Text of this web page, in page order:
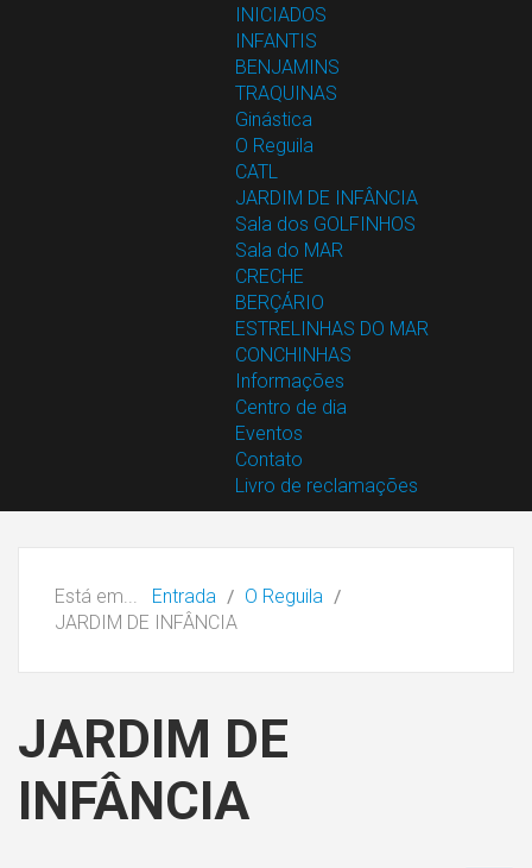
INICIADOS
INFANTIS
BENJAMINS
TRAQUINAS
Ginástica
O Reguila
CATL
JARDIM DE INFÂNCIA
Sala dos GOLFINHOS
Sala do MAR
CRECHE
BERÇÁRIO
ESTRELINHAS DO MAR
CONCHINHAS
Informações
Centro de dia
Eventos
Contato
Livro de reclamações
Está em... Entrada
O Reguila
JARDIM DE INFÂNCIA
JARDIM DE
INFÂNCIA